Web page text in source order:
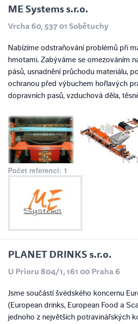
ME Systems s.r.o.
Vrcha 60, 537 01 Sobětuchy
Nabízíme odstraňování problémů při
hmotami. Zabýváme se omezováním
pásů, usnadnění průchodu materiálu,
ochranou před výbuchem hořlavých
dopravních pasů, vzduchová děla,
Počet referencí: 1
PLANET DRINKS s.r.o.
U Prioru 804/1, 161 00 Praha 6
Jsme součástí švédského koncernu
(European drinks, European Food a
jednoho z největších potravinářských